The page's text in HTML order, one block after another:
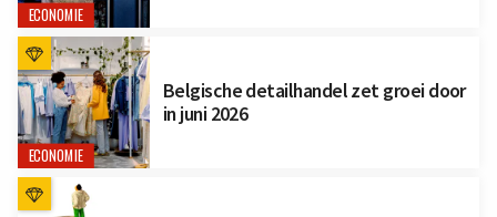
ECONOMIE
ECONOMIE
Belgische detailhandel zet groei door
in juni 2026